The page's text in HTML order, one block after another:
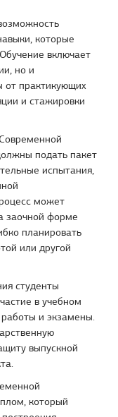
которые
включает
но и
от практикующих
и стажировки
подать пакет
испытания,
может
заочной форме
планировать
или другой
студенты
в учебном
и экзамены.
выпускной
который